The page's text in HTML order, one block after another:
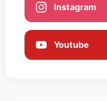
Instagram
Youtube